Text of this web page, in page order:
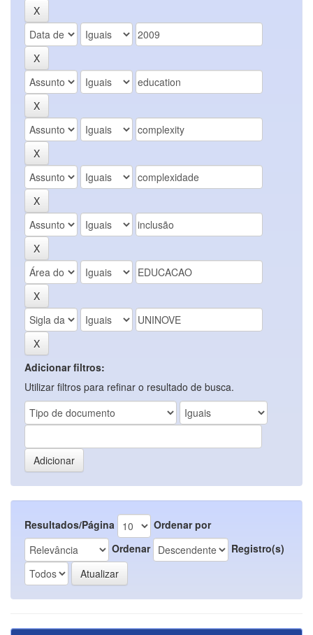
Adicionar filtros:
Utilizar filtros para refinar o resultado de busca.
Resultados/Página
Ordenar por
Ordenar
Registro(s)